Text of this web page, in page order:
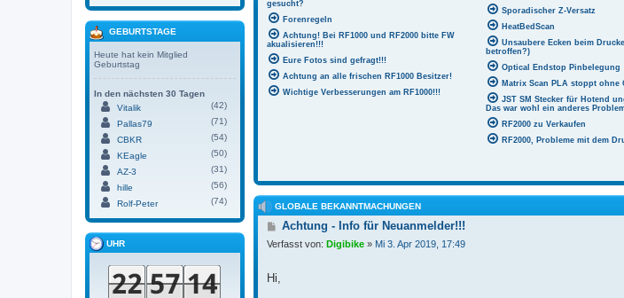
gesucht?
Forenregeln
Achtung! Bei RF1000 und RF2000 bitte FW
akualisieren!!!
Eure Fotos sind gefragt!!!
Achtung an alle frischen RF1000 Besitzer!
Wichtige Verbesserungen am RF1000!!!
Sporadischer Z-Versatz
HeatBedScan
Unsaubere Ecken beim
betroffen?)
Optical Endstop Pinbelegung
Matrix Scan PLA stoppt ohne
JST SM Stecker für Hotend
Das war wohl ein anderes
RF2000 zu Verkaufen
RF2000, Probleme mit dem
GLOBALE BEKANNTMACHUNGEN
B
e
i
a
Achtung - Info für Neuanmelder!!!
Verfasst von: Digibike » Mi 3. Apr 2019, 17:49
Hi,
GEBURTSTAGE
Heute hat kein Mitglied
Geburtstag
In den nächsten 30 Tagen
Vitalik
(42)
Pallas79
(71)
CBKR
(54)
KEagle
(50)
AZ-3
(31)
hille
(56)
Rolf-Peter
(74)
UHR